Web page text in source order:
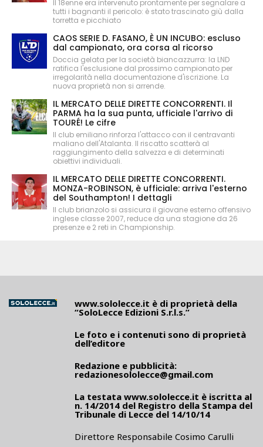
Il 18enne era intervenuto prontamente per segnalare a
tutti i bagnanti il pericolo: è stato trascinato giù dalla
torretta e picchiato
CAOS SERIE D. FASANO, È UN INCUBO: escluso
dal campionato, ora corsa al ricorso
Doccia gelata per la società biancazzurra: la LND
ratifica l'esclusione dal prossimo campionato per
irregolarità nella documentazione d'iscrizione. La
nuova proprietà non si arrende.
IL MERCATO DELLE DIRETTE CONCORRENTI. Il
PARMA ha la sua punta, ufficiale l'arrivo di
TOURÉ! Le cifre
Il club emiliano rinforza l'attacco con il centravanti
maliano dell'Atalanta. Il riscatto scatterà al
raggiungimento della salvezza e di determinati
obiettivi individuali.
IL MERCATO DELLE DIRETTE CONCORRENTI.
MONZA-ROBINSON, è ufficiale: arriva l'esterno
del Southampton! I dettagli
Il club brianzolo si assicura il giovane esterno offensivo
inglese classe 2007, reduce da una stagione da 26
presenze e 2 reti in Championship.
www.sololecce.it è di proprietà della
“SoloLecce Edizioni S.r.l.s.”
Le foto e i contenuti sono di proprietà
dell’editore
Redazione e pubblicità:
redazionesololecce@gmail.com
La testata www.sololecce.it è iscritta al
n. 14/2014 del Registro della Stampa del
Tribunale di Lecce del 14/10/14
Direttore Responsabile Cosimo Carulli